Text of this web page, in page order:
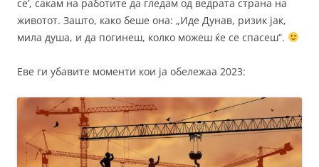
се’, сакам на работите да гледам од ведрата страна на
животот. Зашто, како беше она: „Иде Дунав, ризик јак,
мила душа, и да погинеш, колко можеш ќе се спасеш“.
Еве ги убавите моменти кои ја обележаа 2023: